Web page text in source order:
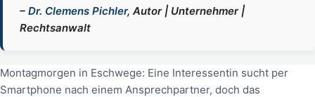
– Dr. Clemens Pichler, Autor | Unternehmer |
Rechtsanwalt
Montagmorgen in Eschwege: Eine Interessentin sucht per
Smartphone nach einem Ansprechpartner, doch das